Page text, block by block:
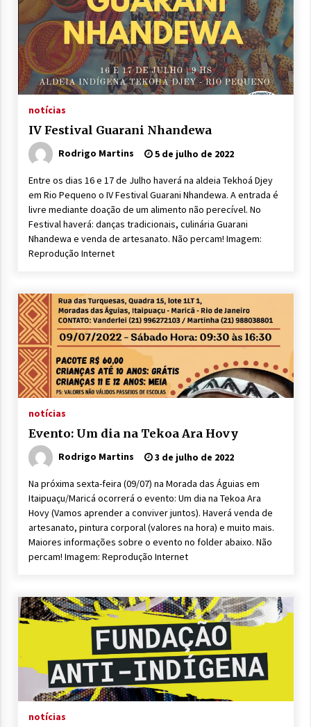
notícias
IV Festival Guarani Nhandewa
Rodrigo Martins 5 de julho de 2022
Entre os dias 16 e 17 de Julho haverá na aldeia Tekhoá Djey
em Rio Pequeno o IV Festival Guarani Nhandewa. A entrada é
livre mediante doação de um alimento não perecível. No
Festival haverá: danças tradicionais, culinária Guarani
Nhandewa e venda de artesanato. Não percam! Imagem:
Reprodução Internet
notícias
Evento: Um dia na Tekoa Ara Hovy
Rodrigo Martins 3 de julho de 2022
Na próxima sexta-feira (09/07) na Morada das Águias em
Itaipuaçu/Maricá ocorrerá o evento: Um dia na Tekoa Ara
Hovy (Vamos aprender a conviver juntos). Haverá venda de
artesanato, pintura corporal (valores na hora) e muito mais.
Maiores informações sobre o evento no folder abaixo. Não
percam! Imagem: Reprodução Internet
notícias